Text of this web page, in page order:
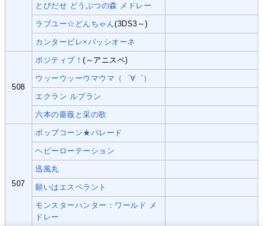
とびだせ どうぶつの森 メドレー
ラブユー☆どんちゃん(3DS3～)
カンタービレ×パッシオーネ
508
ポジティブ！(～アニスペ)
ウッーウッーウマウマ（゜∀゜）
エクラン ルブラン
六本の薔薇と采の歌
507
ポップコーン★パレード
ヘビーローテーション
迅風丸
願いはエスペラント
モンスターハンター：ワールド メ
ドレー